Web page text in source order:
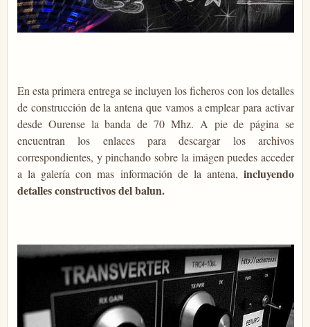
En esta primera entrega se incluyen los ficheros con los detalles
de construcción de la antena que vamos a emplear para activar
desde Ourense la banda de 70 Mhz. A pie de página se
encuentran los enlaces para descargar los archivos
correspondientes, y pinchando sobre la imágen puedes acceder
a la galería con mas información de la antena, incluyendo
detalles constructivos del balun.